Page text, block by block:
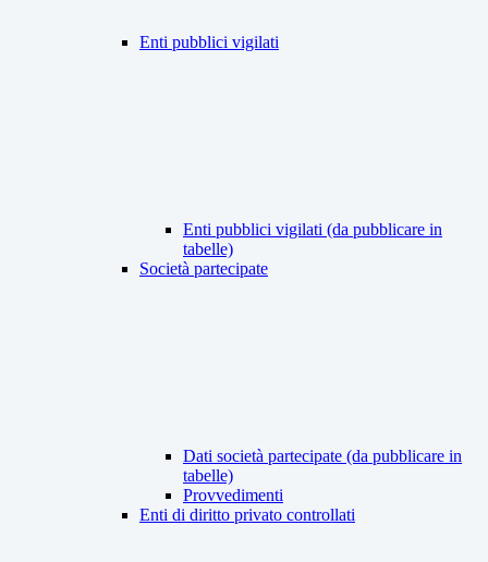
Enti pubblici vigilati
Enti pubblici vigilati (da pubblicare in
tabelle)
Società partecipate
Dati società partecipate (da pubblicare in
tabelle)
Provvedimenti
Enti di diritto privato controllati